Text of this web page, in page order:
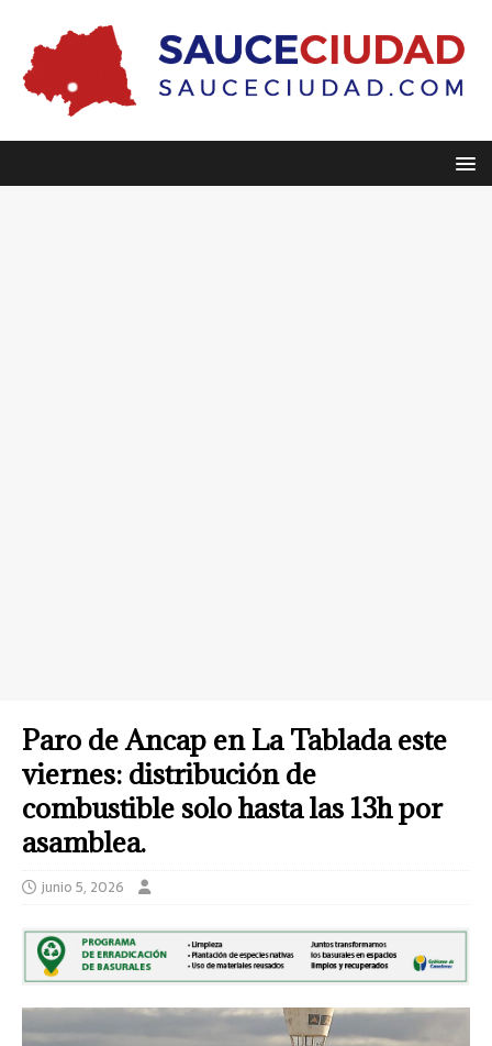
Paro de Ancap en La Tablada este
viernes: distribución de
combustible solo hasta las 13h por
asamblea.
junio 5, 2026